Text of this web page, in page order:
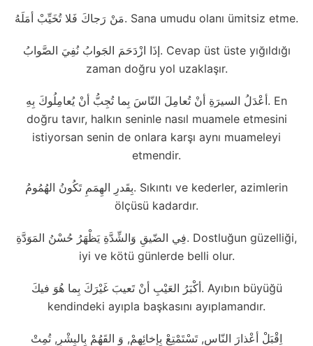
مَنْ رَجاكَ فَلا تُخَيِّبْ أمَلَهُ. Sana umudu olanı ümitsiz etme.
إذَا ازْدَحَمَ الجَوابُ نُفِيَ الصَّوابُ. Cevap üst üste yığıldığı
zaman doğru yol uzaklaşır.
أعْدَلُ السيرَةِ أنْ تُعامِلَ النّاسَ بِما تُجِبُّ أنْ يُعامِلُوكَ بِهِ. En
doğru tavır, halkın seninle nasıl muamele etmesini
istiyorsan senin de onlara karşı aynı muameleyi
etmendir.
بِقَدرِ الهِمَمِ تَكُونُ الهُمُومُ. Sıkıntı ve kederler, azimlerin
ölçüsü kadardır.
فِي الضّيق‌ِ وَالشِّدَّةِ يَظْهَرُ حُسْنُ المَوَدَّةِ. Dostluğun güzelliği,
iyi ve kötü günlerde belli olur.
أكْبَرُ العَيْبِ أنْ تَعيبَ غَيْرَكَ بِما هُوَ فيكَ. Ayıbın büyüğü
kendindeki ayıpla başkasını ayıplamandır.
اِقْبَلْ أعْذارَ النّاسِ, تَسْتَمْتِعْ بِإخائِهِمْ, وَ القَهُمْ بِالبِشْرِ, تُمِتْ